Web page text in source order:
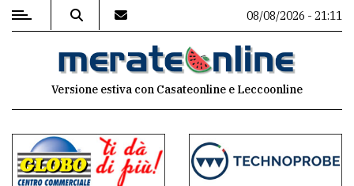
MENU
commenti
08/08/2026 - 21:11
Versione estiva con Casateonline e Leccoonline